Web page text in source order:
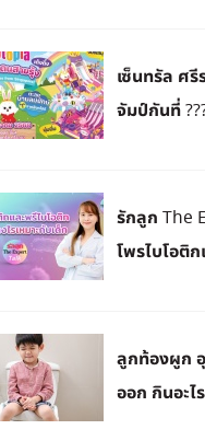
เซ็นทรัล ศรี
จัมป์กันที่
รักลูก The
โพรไบโอติ
ลูกท้องผูก อุ
ออก กินอะไ